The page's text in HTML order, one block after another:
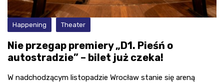
Happening Theater
Nie przegap premiery „D1. Pieśń o
autostradzie” – bilet już czeka!
W nadchodzącym listopadzie Wrocław stanie się areną